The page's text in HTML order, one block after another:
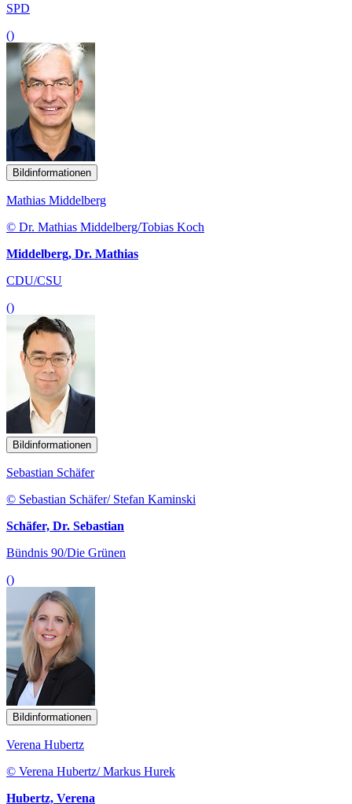
SPD
()
Bildinformationen
Mathias Middelberg
© Dr. Mathias Middelberg/Tobias Koch
Middelberg, Dr. Mathias
CDU/CSU
()
Bildinformationen
Sebastian Schäfer
© Sebastian Schäfer/ Stefan Kaminski
Schäfer, Dr. Sebastian
Bündnis 90/Die Grünen
()
Bildinformationen
Verena Hubertz
© Verena Hubertz/ Markus Hurek
Hubertz, Verena